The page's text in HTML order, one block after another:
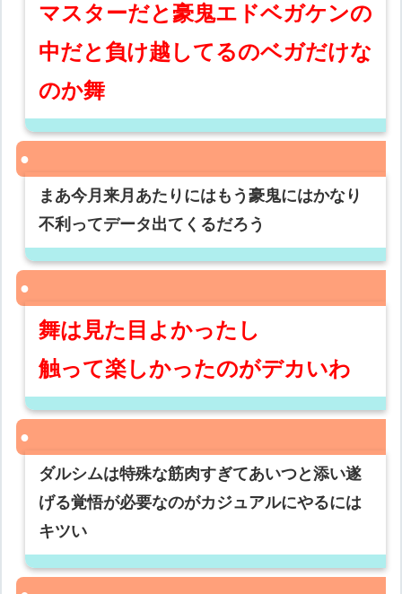
マスターだと豪鬼エドベガケンの
中だと負け越してるのベガだけな
のか舞
まあ今月来月あたりにはもう豪鬼にはかなり
不利ってデータ出てくるだろう
舞は見た目よかったし
触って楽しかったのがデカいわ
ダルシムは特殊な筋肉すぎてあいつと添い遂
げる覚悟が必要なのがカジュアルにやるには
キツい